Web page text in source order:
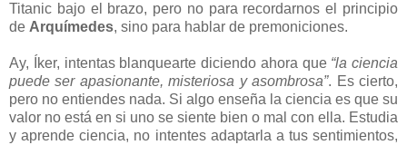
Titanic bajo el brazo, pero no para recordarnos el principio
de Arquímedes, sino para hablar de premoniciones.
Ay, Íker, intentas blanquearte diciendo ahora que “la ciencia
puede ser apasionante, misteriosa y asombrosa”. Es cierto,
pero no entiendes nada. Si algo enseña la ciencia es que su
valor no está en si uno se siente bien o mal con ella. Estudia
y aprende ciencia, no intentes adaptarla a tus sentimientos,